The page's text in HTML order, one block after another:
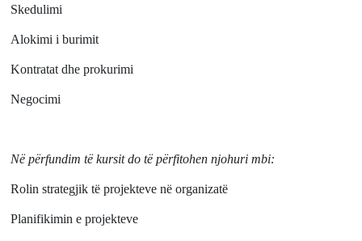
Skedulimi
Alokimi i burimit
Kontratat dhe prokurimi
Negocimi
Në përfundim të kursit do të përfitohen njohuri mbi:
Rolin strategjik të projekteve në organizatë
Planifikimin e projekteve